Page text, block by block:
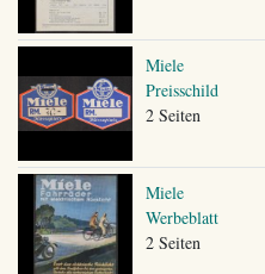
Miele
Preisschild
2 Seiten
Miele
Werbeblatt
2 Seiten